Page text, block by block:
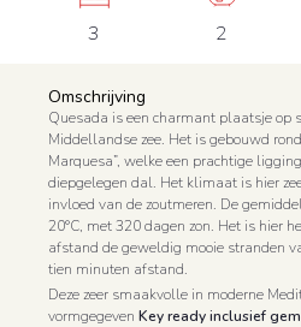
3 2
Omschrijving
Quesada is een charmant plaatsje op
Middellandse zee. Het is gebouwd
Marquesa”, welke een prachtige
diepgelegen dal. Het klimaat is hier
invloed van de zoutmeren. De
20°C, met 320 dagen zon. Het is hier
afstand de geweldig mooie stranden
tien minuten afstand.
Deze zeer smaakvolle in moderne
vormgegeven Key ready inclusief